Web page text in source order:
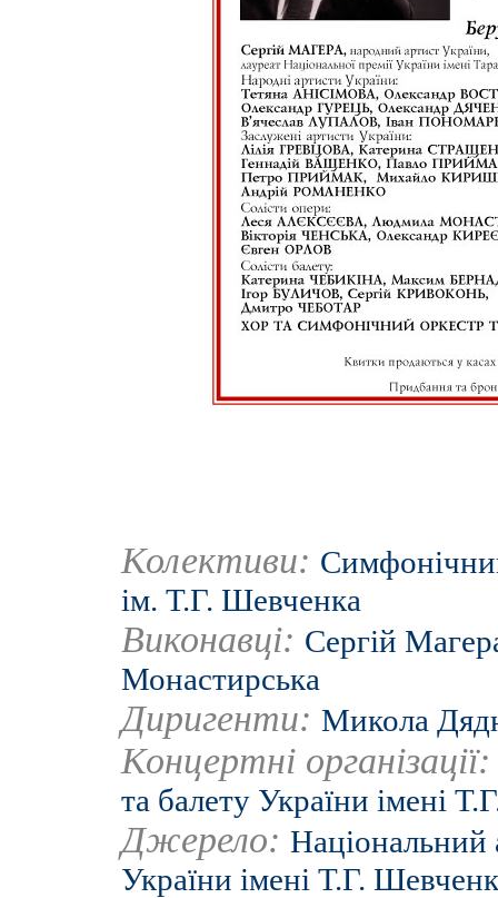
Колективи:
ім. Т.Г. Шевченка
Виконавці: Сергій
Монастирська
Диригенти: Микола
Концертні
та балету України імені
Джерело: Національний
України імені Т.Г.